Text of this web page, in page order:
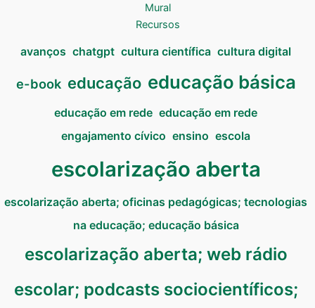
Mural
Recursos
avanços chatgpt cultura científica cultura digital
e-book educação educação básica
educação em rede educação em rede
engajamento cívico ensino escola
escolarização aberta
escolarização aberta; oficinas pedagógicas; tecnologias
na educação; educação básica
escolarização aberta; web rádio
escolar; podcasts sociocientíficos;